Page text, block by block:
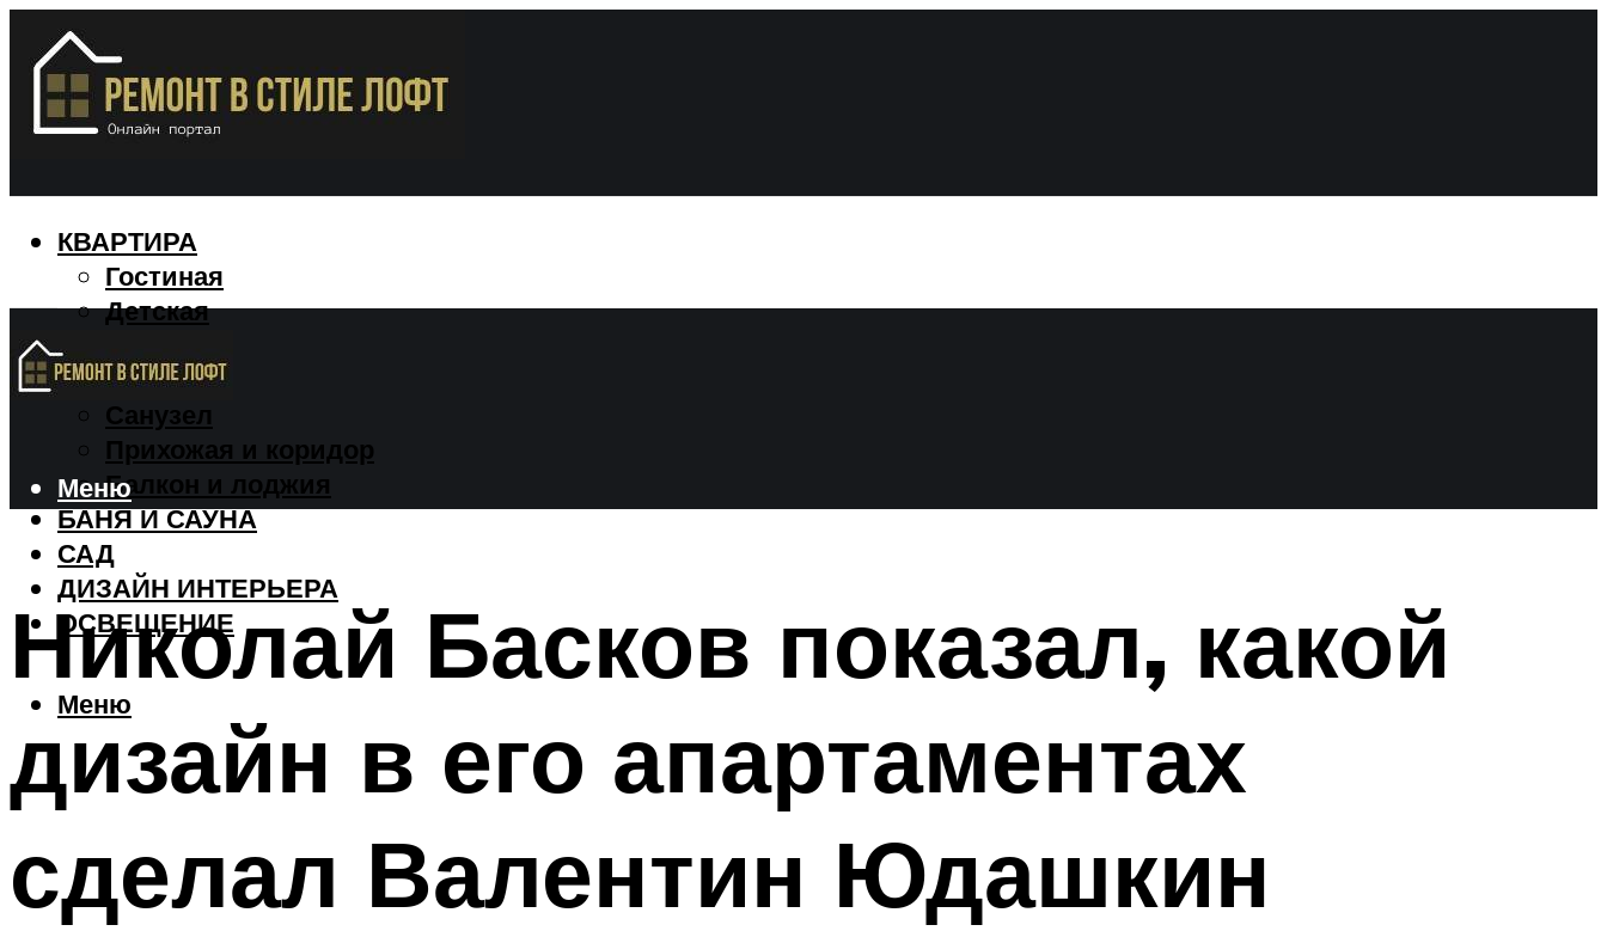
КВАРТИРА
Гостиная
Детская
Спальня
Санузел
Прихожая и коридор
Балкон и лоджия
БАНЯ И САУНА
САД
ДИЗАЙН ИНТЕРЬЕРА
ОСВЕЩЕНИЕ
Меню
Меню
Николай Басков показал, какой
дизайн в его апартаментах
сделал Валентин Юдашкин